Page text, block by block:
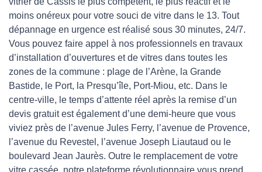
moins onéreux pour votre souci de vitre dans le 13. Tout
dépannage en urgence est réalisé sous 30 minutes, 24/7.
Vous pouvez faire appel à nos professionnels en travaux
d’installation d’ouvertures et de vitres dans toutes les
zones de la commune : plage de l’Arène, la Grande
Bastide, le Port, la Presqu’île, Port-Miou, etc. Dans le
centre-ville, le temps d’attente réel après la remise d’un
devis gratuit est également d’une demi-heure que vous
viviez près de l’avenue Jules Ferry, l’avenue de Provence,
l’avenue du Revestel, l’avenue Joseph Liautaud ou le
boulevard Jean Jaurès. Outre le remplacement de votre
vitre cassée, notre plateforme révolutionnaire vous prend